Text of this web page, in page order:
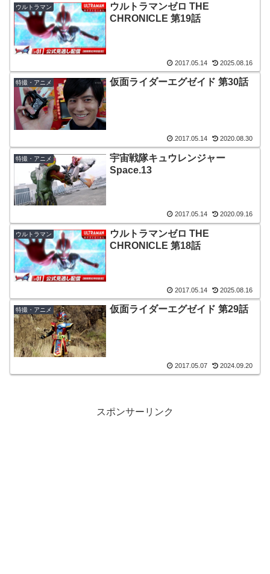
ウルトラマン
ウルトラマンゼロ THE
CHRONICLE 第19話
2017.05.14 2025.08.16
特撮・アニメ 仮面ライダーエグゼイド 第30話
2017.05.14 2020.08.30
特撮・アニメ
宇宙戦隊キュウレンジャー
Space.13
2017.05.14 2020.09.16
ウルトラマン
ウルトラマンゼロ THE
CHRONICLE 第18話
2017.05.14 2025.08.16
特撮・アニメ 仮面ライダーエグゼイド 第29話
2017.05.07 2024.09.20
スポンサーリンク